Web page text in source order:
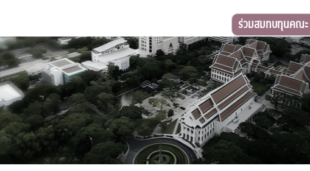
ร่วมสมทบทุนคณ